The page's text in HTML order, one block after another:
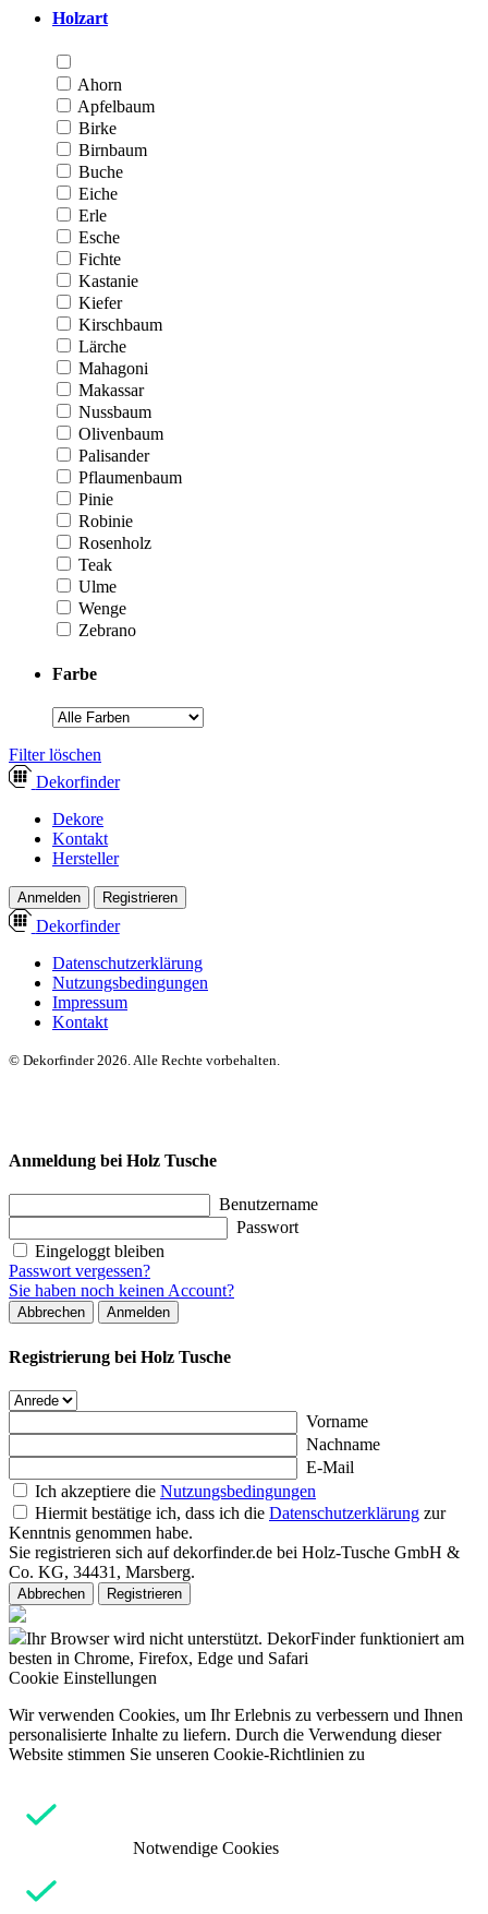
Holzart
Ahorn
Apfelbaum
Birke
Birnbaum
Buche
Eiche
Erle
Esche
Fichte
Kastanie
Kiefer
Kirschbaum
Lärche
Mahagoni
Makassar
Nussbaum
Olivenbaum
Palisander
Pflaumenbaum
Pinie
Robinie
Rosenholz
Teak
Ulme
Wenge
Zebrano
Farbe
­Filter löschen
Dekorfinder
Dekore
Kontakt
Hersteller
Anmelden Registrieren
Dekorfinder
Datenschutzerklärung
Nutzungsbedingungen
Impressum
Kontakt
© Dekorfinder 2026. Alle Rechte vorbehalten.
Anmeldung bei Holz Tusche
Benutzername
Passwort
Eingeloggt bleiben
Passwort vergessen?
Sie haben noch keinen Account?
Abbrechen Anmelden
Registrierung bei Holz Tusche
Vorname
Nachname
E-Mail
Ich akzeptiere die Nutzungsbedingungen
Hiermit bestätige ich, dass ich die Datenschutzerklärung zur
Kenntnis genommen habe.
Sie registrieren sich auf dekorfinder.de bei Holz-Tusche GmbH &
Co. KG, 34431, Marsberg.
Abbrechen Registrieren
Ihr Browser wird nicht unterstützt. DekorFinder funktioniert am
besten in Chrome, Firefox, Edge und Safari
Cookie Einstellungen
Wir verwenden Cookies, um Ihr Erlebnis zu verbessern und Ihnen
personalisierte Inhalte zu liefern. Durch die Verwendung dieser
Website stimmen Sie unseren Cookie-Richtlinien zu
Notwendige Cookies